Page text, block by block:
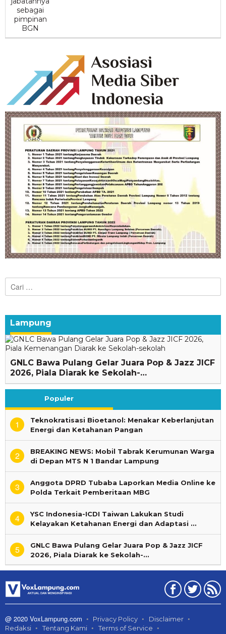
Cari
untuk:
Lampung
GNLC Bawa Pulang Gelar Juara Pop & Jazz JICF
2026, Piala Diarak ke Sekolah-…
Populer
1
Teknokratisasi Bioetanol: Menakar Keberlanjutan
Energi dan Ketahanan Pangan
2
BREAKING NEWS: Mobil Tabrak Kerumunan Warga
di Depan MTS N 1 Bandar Lampung
3
Anggota DPRD Tubaba Laporkan Media Online ke
Polda Terkait Pemberitaan MBG
4
YSC Indonesia-ICDI Taiwan Lakukan Studi
Kelayakan Ketahanan Energi dan Adaptasi …
5
GNLC Bawa Pulang Gelar Juara Pop & Jazz JICF
2026, Piala Diarak ke Sekolah-…
@ 2020 VoxLampung.com Privacy Policy
Disclaimer
Redaksi
Tentang Kami
Terms of Service